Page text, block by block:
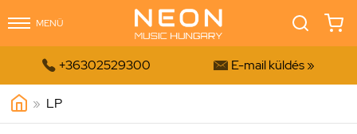
MENÜ
 +36302529300  E-mail küldés »
» LP